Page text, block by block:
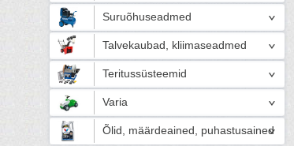
Suruõhuseadmed
Talvekaubad, kliimaseadmed
Teritussüsteemid
Varia
Õlid, määrdeained, puhastusained